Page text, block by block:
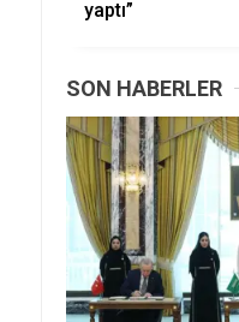
yaptı”
SON HABERLER